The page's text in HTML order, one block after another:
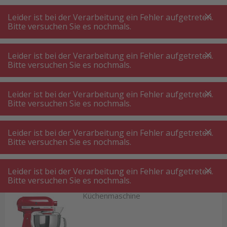
A +++
A+++
A +++
A+++
MyPost
MyPost
MENÜ SUCHE
Küche Kleingeräte
Küchenmaschinen ⋅ Mixer ⋅ Zerkleinerer
Küchenmaschinen ⋅ Mixer ⋅ Zerkleinerer
Küchenmaschinen und Küchenhelfer sind die
wahren Helden in der Küche - denn sie
übernehmen die mühsamen Arbeiten und
überlassen uns das Spannende beim Kochen. Die
verschiedensten Küchenmaschinen für
unterschiedliche Anwendungsbereiche.
So finden Sie beispielsweise Schneidemaschinen
Küchenmaschine
Leider ist bei der Verarbeitung ein Fehler aufgetreten.
Bitte versuchen Sie es nochmals.
Leider ist bei der Verarbeitung ein Fehler aufgetreten.
Bitte versuchen Sie es nochmals.
Leider ist bei der Verarbeitung ein Fehler aufgetreten.
Bitte versuchen Sie es nochmals.
Leider ist bei der Verarbeitung ein Fehler aufgetreten.
Bitte versuchen Sie es nochmals.
Leider ist bei der Verarbeitung ein Fehler aufgetreten.
Bitte versuchen Sie es nochmals.